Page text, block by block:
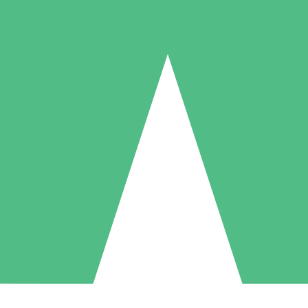
Individuelle Credit-Pakete
nach Bedarf mit Download-Credits. Keine monatliche Verpflichtung